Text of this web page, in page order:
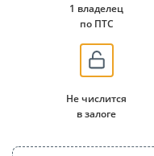
1 владелец
по ПТС
Не числится
в залоге